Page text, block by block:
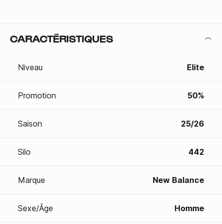
CARACTÉRISTIQUES
Niveau Elite
Promotion 50%
Saison 25/26
Silo 442
Marque New Balance
Sexe/Âge Homme